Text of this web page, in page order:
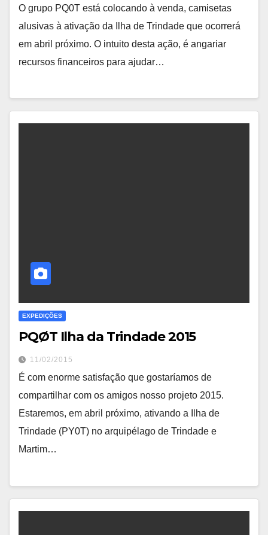
O grupo PQ0T está colocando à venda, camisetas
alusivas à ativação da Ilha de Trindade que ocorrerá
em abril próximo. O intuito desta ação, é angariar
recursos financeiros para ajudar…
EXPEDIÇÕES
PQØT Ilha da Trindade 2015
11/02/2015
É com enorme satisfação que gostaríamos de
compartilhar com os amigos nosso projeto 2015.
Estaremos, em abril próximo, ativando a Ilha de
Trindade (PY0T) no arquipélago de Trindade e
Martim…